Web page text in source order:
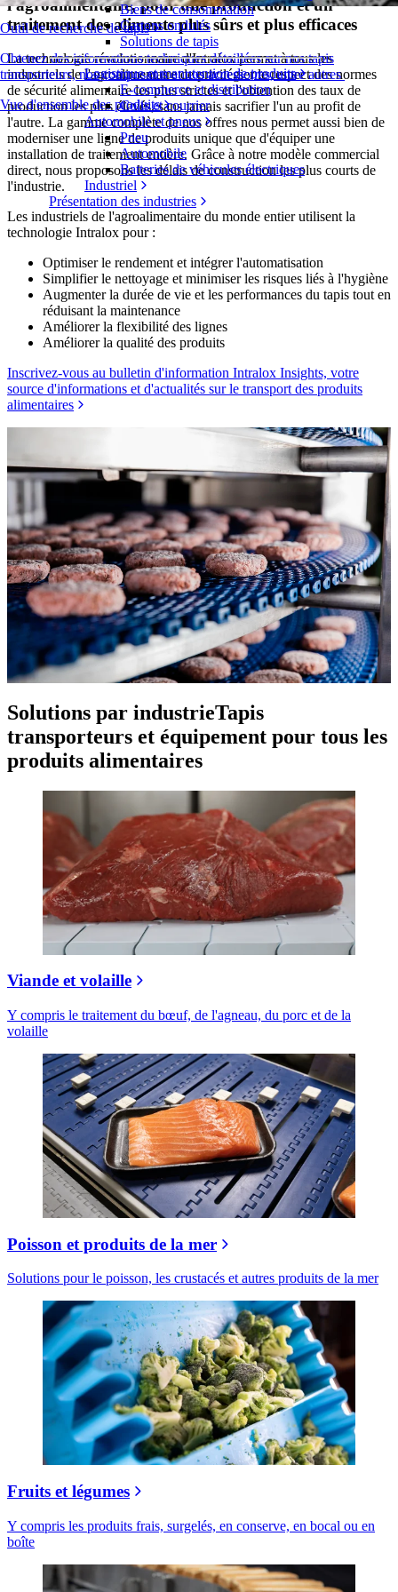
Outil de recherche de tapis
Obtenez des informations techniques détaillées sur nos tapis
transporteurs, nos composants et nos accessoires, entre autres
Vue d'ensemble des produits
Biens de consommation
Cartons ondulés
Solutions de tapis
Logistique et manutention de produits
E-commerce et distribution
Colis et courrier
Automobile et pneus
Pneu
Automobile
Batteries de véhicules électriques
Industriel
Présentation des industries
l'agroalimentaire, pour une production et un
traitement des aliments plus sûrs et plus efficaces
La technologie révolutionnaire d'Intralox permet à tous les
industriels de l'agroalimentaire de privilégier le respect des normes
de sécurité alimentaire les plus strictes et l'obtention des taux de
production les plus élevés, sans jamais sacrifier l'un au profit de
l'autre. La gamme complète de nos offres nous permet aussi bien de
moderniser une ligne de produits unique que d'équiper une
installation de traitement entière. Grâce à notre modèle commercial
direct, nous proposons les délais de construction les plus courts de
l'industrie.
Les industriels de l'agroalimentaire du monde entier utilisent la
technologie Intralox pour :
Optimiser le rendement et intégrer l'automatisation
Simplifier le nettoyage et minimiser les risques liés à l'hygiène
Augmenter la durée de vie et les performances du tapis tout en
réduisant la maintenance
Améliorer la flexibilité des lignes
Améliorer la qualité des produits
Inscrivez-vous au bulletin d'information Intralox Insights, votre
source d'informations et d'actualités sur le transport des produits
alimentaires
Solutions par industrieTapis
transporteurs et équipement pour tous les
produits alimentaires
Viande et volaille
Y compris le traitement du bœuf, de l'agneau, du porc et de la
volaille
Poisson et produits de la mer
Solutions pour le poisson, les crustacés et autres produits de la mer
Fruits et légumes
Y compris les produits frais, surgelés, en conserve, en bocal ou en
boîte